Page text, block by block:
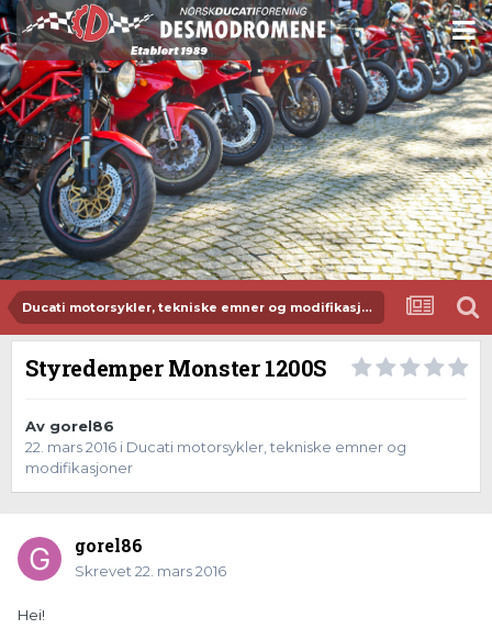
Ducati motorsykler, tekniske emner og modifikasjoner
Styredemper Monster 1200S
Av gorel86
22. mars 2016 i Ducati motorsykler, tekniske emner og
modifikasjoner
gorel86
Skrevet22. mars 2016
Hei!